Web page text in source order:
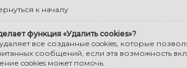
к началу
функция «Удалить cookies»?
все созданные cookies, которые
сообщений, если эта возможность
cookies может помочь.